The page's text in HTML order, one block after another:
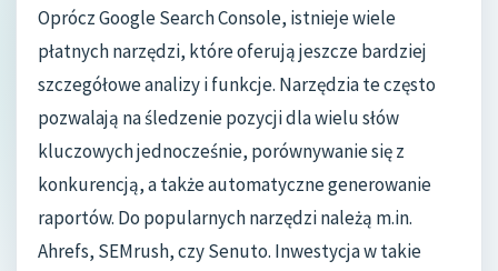
Oprócz Google Search Console, istnieje wiele
płatnych narzędzi, które oferują jeszcze bardziej
szczegółowe analizy i funkcje. Narzędzia te często
pozwalają na śledzenie pozycji dla wielu słów
kluczowych jednocześnie, porównywanie się z
konkurencją, a także automatyczne generowanie
raportów. Do popularnych narzędzi należą m.in.
Ahrefs, SEMrush, czy Senuto. Inwestycja w takie